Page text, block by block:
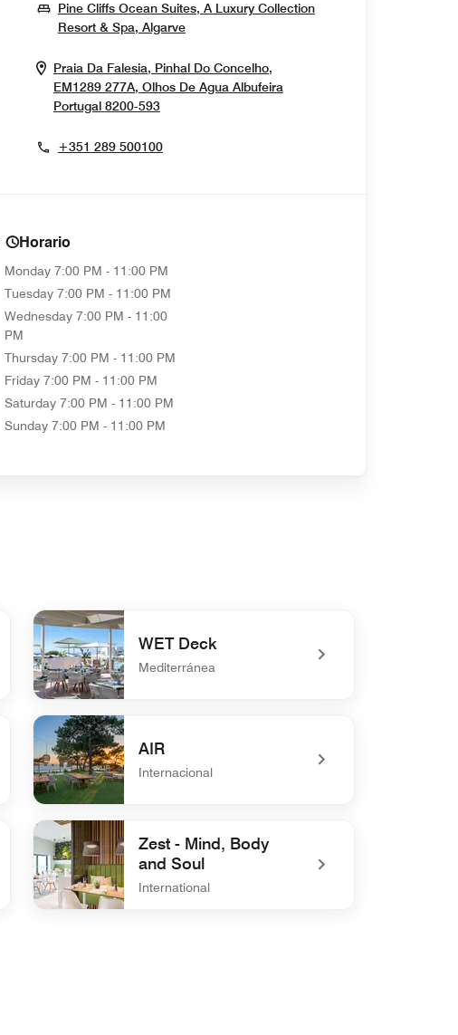
Pine Cliffs Ocean Suites, A Luxury Collection
Resort & Spa, AlgarveOpens In New Window
Praia Da Falesia, Pinhal Do Concelho,
EM1289 277A, Olhos De Agua Albufeira
Portugal 8200-593Opens In New Window
+351 289 500100
Horario
Monday 7:00 PM - 11:00 PM
Tuesday 7:00 PM - 11:00 PM
Wednesday 7:00 PM - 11:00
PM
Thursday 7:00 PM - 11:00 PM
Friday 7:00 PM - 11:00 PM
Saturday 7:00 PM - 11:00 PM
Sunday 7:00 PM - 11:00 PM
WET Deck
Mediterránea
undefined WET Deck
AIR
Internacional
undefined AIR
Zest - Mind, Body
and Soul
International